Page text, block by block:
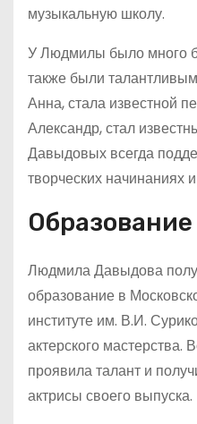
музыкальную школу.
У Людмилы было много
также были
Анна, стала известной
Александр, стал
Давыдовых всегда
творческих начинаниях
Образование
Людмила Давыдова
образование в
институте им. В.И.
актерского
проявила талант и
актрисы своего выпуска.